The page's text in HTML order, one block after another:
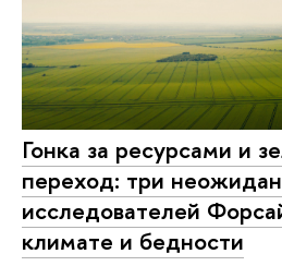
Гонка за ресурсами и
переход: три
исследователей
климате и бедности